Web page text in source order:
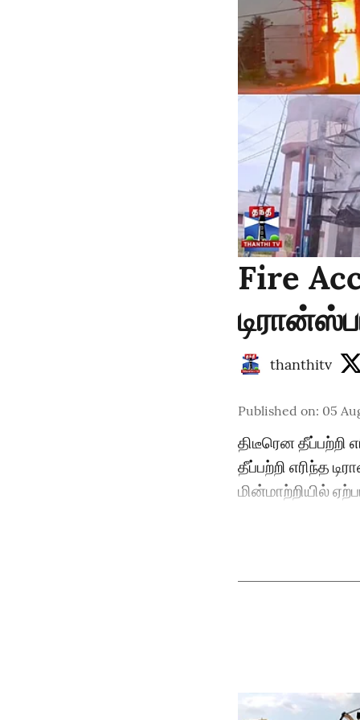
Fire
thanthitv
Published on: 05
திடீரென தீப்பற்றி
தீப்பற்றி எரிந்த
மின்மாற்றியில்